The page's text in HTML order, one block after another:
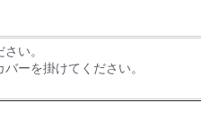
い。
ーを掛けてください。